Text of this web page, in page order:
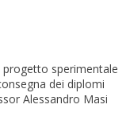
progetto sperimentale
dei diplomi
Alessandro Masi